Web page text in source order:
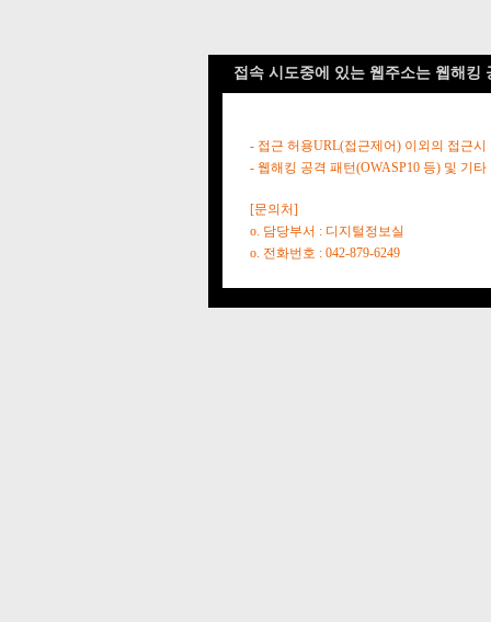
접속 시도중에 있는 웹주소는 웹해킹
- 접근 허용URL(접근제어) 이외의 접근시
- 웹해킹 공격 패턴(OWASP10 등) 및 기
[문의처]
o. 담당부서 : 디지털정보실
o. 전화번호 : 042-879-6249